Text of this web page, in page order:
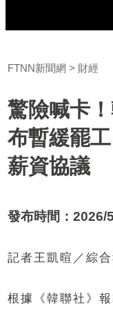
FTNN新聞網 財經
驚險喊卡
布暫緩罷
薪資協議
發布時間：2026/
記者王凱暄／綜
根據《韓聯社》